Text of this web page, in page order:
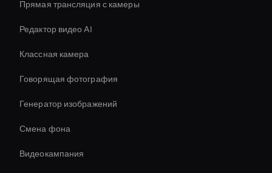
Прямая трансляция с камеры
Редактор видео AI
Классная камера
Говорящая фотография
Генератор изображений
Смена фона
Видеокампания